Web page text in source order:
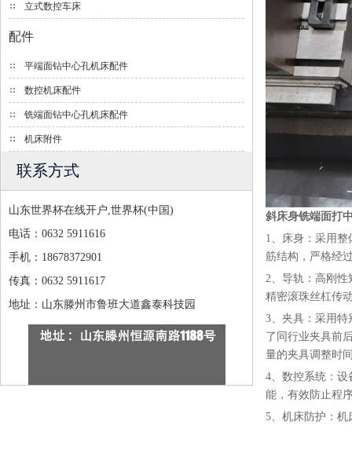
立式数控车床
配件
平端面钻中心孔机床配件
数控机床配件
铣端面钻中心孔机床配件
机床附件
联系方式
山东世界杯在线开户,世界杯(中国)
电话：0632 5911616
手机：18678372901
传真：0632 5911617
地址：山东滕州市鲁班大道鑫泰科技园
斜床身铣端面打
1、床身：采用
筋结构，严格经
2、导轨：高刚
精密滚珠丝杠传
3、夹具：采用
了同行业夹具前
量的夹具调整时
4、数控系统：
能，有效防止程
5、机床防护：